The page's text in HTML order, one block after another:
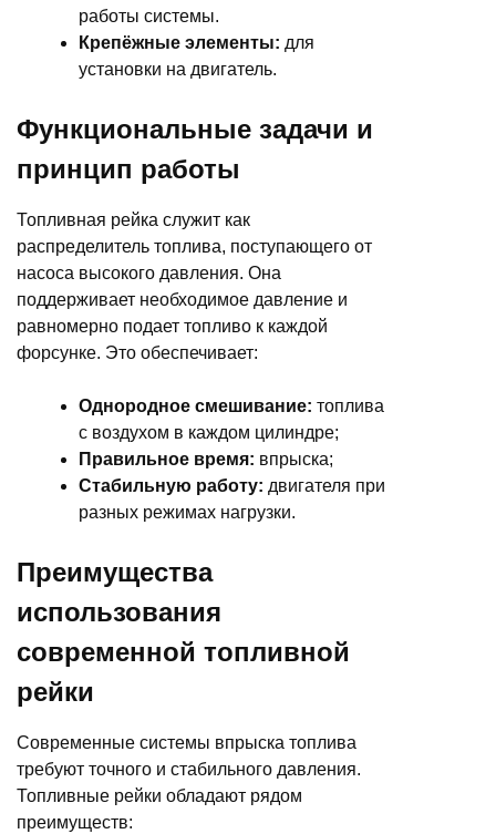
работы системы.
Крепёжные элементы: для
установки на двигатель.
Функциональные задачи и
принцип работы
Топливная рейка служит как
распределитель топлива, поступающего от
насоса высокого давления. Она
поддерживает необходимое давление и
равномерно подает топливо к каждой
форсунке. Это обеспечивает:
Однородное смешивание: топлива
с воздухом в каждом цилиндре;
Правильное время: впрыска;
Стабильную работу: двигателя при
разных режимах нагрузки.
Преимущества
использования
современной топливной
рейки
Современные системы впрыска топлива
требуют точного и стабильного давления.
Топливные рейки обладают рядом
преимуществ: